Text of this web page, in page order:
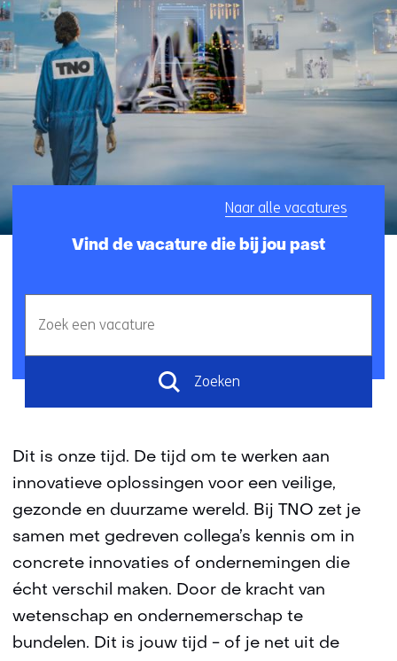
e
n
a
a
d
e
l
Vind de vacature die bij jou past
Naar alle vacatures
een
Zoeken
Dit is onze tijd. De tijd om te werken aan
innovatieve oplossingen voor een veilige,
gezonde en duurzame wereld. Bij TNO zet je
samen met gedreven collega’s kennis om in
concrete innovaties of ondernemingen die
écht verschil maken. Door de kracht van
wetenschap en ondernemerschap te
bundelen. Dit is jouw tijd - of je net uit de